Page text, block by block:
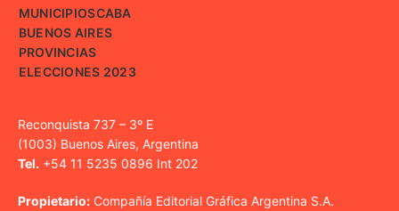
MUNICIPIOSCABA
BUENOS AIRES
PROVINCIAS
ELECCIONES 2023
Reconquista 737 – 3º E
(1003) Buenos Aires, Argentina
Tel. +54 11 5235 0896 Int 202
Propietario: Compañía Editorial Gráfica Argentina S.A.